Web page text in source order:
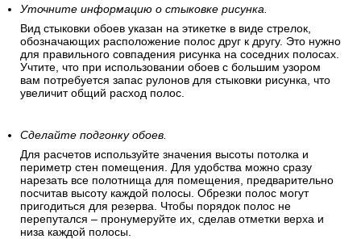
Уточните информацию о стыковке рисунка.
Вид стыковки обоев указан на этикетке в виде стрелок,
обозначающих расположение полос друг к другу. Это нужно
для правильного совпадения рисунка на соседних полосах.
Учтите, что при использовании обоев с большим узором
вам потребуется запас рулонов для стыковки рисунка, что
увеличит общий расход полос.
Сделайте подгонку обоев.
Для расчетов используйте значения высоты потолка и
периметр стен помещения. Для удобства можно сразу
нарезать все полотнища для помещения, предварительно
посчитав высоту каждой полосы. Обрезки полос могут
пригодиться для резерва. Чтобы порядок полос не
перепутался – пронумеруйте их, сделав отметки верха и
низа каждой полосы.